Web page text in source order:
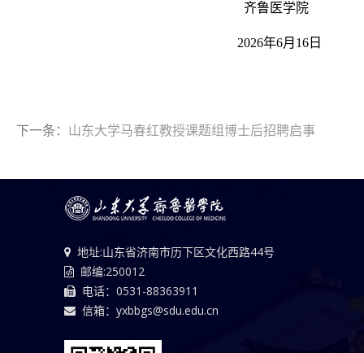
齐鲁医学院
2026年6月16日
下一条： 山东大学马春红教授课题组博士后招聘启事
地址:山东省济南市历下区文化西路44号
邮编:250012
电话：0531-88363911
信箱：yxbbgs@sdu.edu.cn